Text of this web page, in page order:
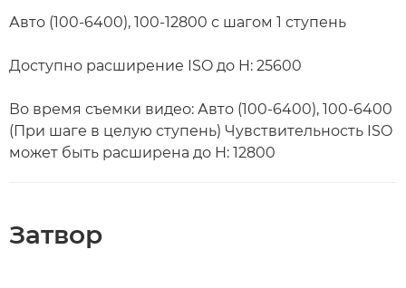
Авто (100-6400), 100-12800 с шагом 1 ступень
Доступно расширение ISO до H: 25600
Во время съемки видео: Авто (100-6400), 100-6400
(При шаге в целую ступень) Чувствительность ISO
может быть расширена до H: 12800
Затвор